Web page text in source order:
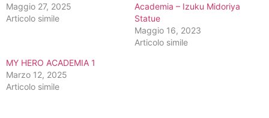
Maggio 27, 2025
Articolo simile
Academia – Izuku Midoriya
Statue
Maggio 16, 2023
Articolo simile
MY HERO ACADEMIA 1
Marzo 12, 2025
Articolo simile